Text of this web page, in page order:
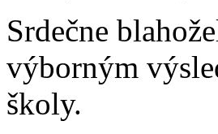
Srdečne
výborným
školy.